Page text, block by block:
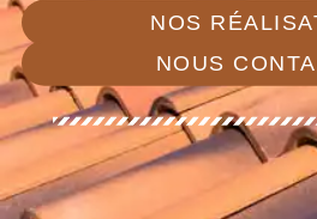
NOS
NOUS